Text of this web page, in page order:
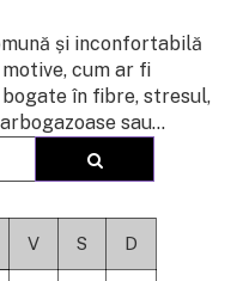
și inconfortabilă
cum ar fi
în fibre, stresul,
sau...
V S D